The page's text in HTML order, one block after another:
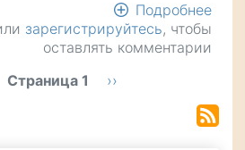
Подробнее
зарегистрируйтесь, чтобы
оставлять комментарии
Страница 1
Следующая
››